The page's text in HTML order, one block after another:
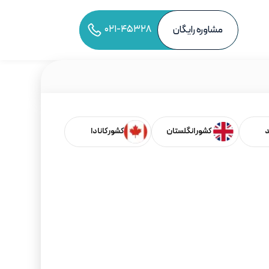
۰۲۱-۴۵۳۲۸ مشاوره رایگان
کشور انگلستان کشور کانادا